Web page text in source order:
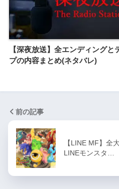
【深夜放送】全エンディングと
プの内容まとめ(ネタバレ)
前の記事
【LINE MF】全
LINEモンスタ…